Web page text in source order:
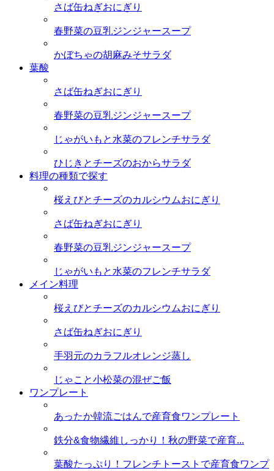
さば缶ねぎおにぎり
春野菜の豆乳ジンジャースープ
かぼちゃの胡麻みそサラダ
葉酸
さば缶ねぎおにぎり
春野菜の豆乳ジンジャースープ
じゃがいもと水菜のフレンチサラダ
ひじきとチーズのおからサラダ
料理の種類で探す
桜えびとチーズのカルシウムおにぎり
さば缶ねぎおにぎり
春野菜の豆乳ジンジャースープ
じゃがいもと水菜のフレンチサラダ
メイン料理
桜えびとチーズのカルシウムおにぎり
さば缶ねぎおにぎり
手羽元のカラフルオレンジ蒸し
じゃこと小松菜の混ぜご飯
ワンプレート
あったか韓流ごはんで産育食ワンプレート
鉄分&食物繊維しっかり！秋の野菜で産育...
葉酸たっぷり！フレンチトーストで産育食ワンプ